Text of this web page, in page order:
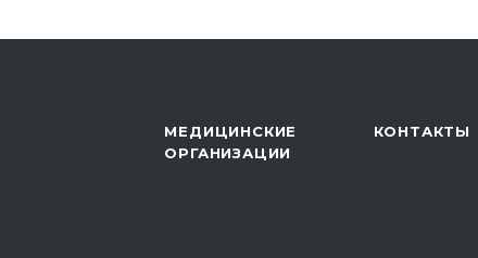
МЕДИЦИНСКИЕ
ОРГАНИЗАЦИИ
КОНТАКТЫ